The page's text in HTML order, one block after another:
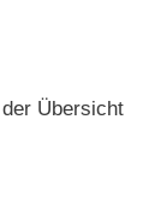
Übersicht